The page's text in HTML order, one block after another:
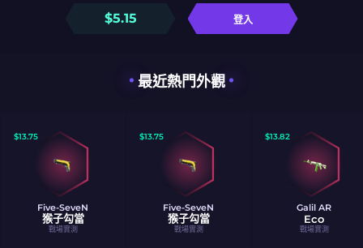
$5.15 登入
最近熱門外觀
$13.75
Five-SeveN
猴子勾當
戰場實測
$13.75
Five-SeveN
猴子勾當
戰場實測
$13.82
Galil AR
Eco
戰場實測